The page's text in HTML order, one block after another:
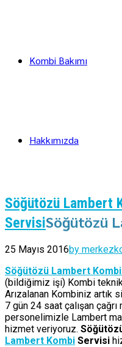
Kombi Bakımı
Hakkımızda
Söğütözü Lambert
ServisiSöğütözü
25 Mayıs 2016by
Söğütözü Lambert
(bildiğimiz işi) Kombi
Arızalanan Kombiniz artık
7 gün 24 saat çalışan
personelimizle Lambert
hizmet veriyoruz.
Lambert Kombi Servisi